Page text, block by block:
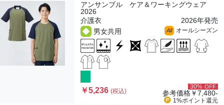
アンサンブル ケア＆ワーキングウェア
2026
介護衣
2026年発売
男女共用
All オールシーズン
￥5,236(税込)
30% OFF
参考価格￥7,480-
1%ポイント 還元